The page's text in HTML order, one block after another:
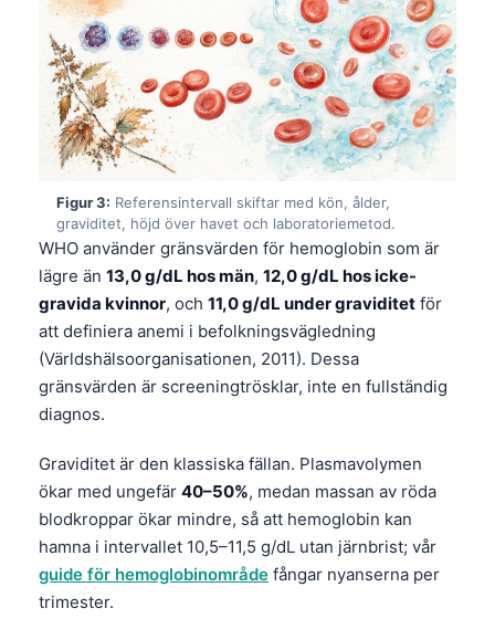
Figur 3: Referensintervall skiftar med kön, ålder,
graviditet, höjd över havet och laboratoriemetod.
WHO använder gränsvärden för hemoglobin som är
lägre än 13,0 g/dL hos män, 12,0 g/dL hos icke-
gravida kvinnor, och 11,0 g/dL under graviditet för
att definiera anemi i befolkningsvägledning
(Världshälsoorganisationen, 2011). Dessa
gränsvärden är screeningtrösklar, inte en fullständig
diagnos.
Graviditet är den klassiska fällan. Plasmavolymen
ökar med ungefär 40–50%, medan massan av röda
blodkroppar ökar mindre, så att hemoglobin kan
hamna i intervallet 10,5–11,5 g/dL utan järnbrist; vår
guide för hemoglobinområde fångar nyanserna per
trimester.